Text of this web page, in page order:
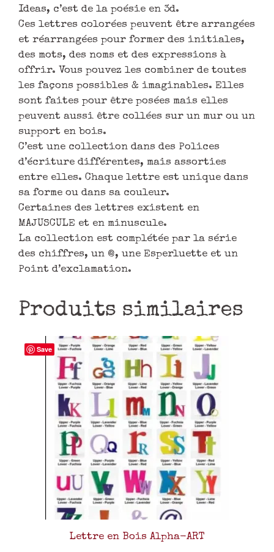
Ideas, c’est de la poésie en 3d.
Ces lettres colorées peuvent être arrangées
et réarrangées pour former des initiales,
des mots, des noms et des expressions à
offrir. Vous pouvez les combiner de toutes
les façons possibles & imaginables. Elles
sont faites pour être posées mais elles
peuvent aussi être collées sur un mur ou un
support en bois.
C’est une collection dans des Polices
d’écriture différentes, mais assorties
entre elles. Chaque lettre est unique dans
sa forme ou dans sa couleur.
Certaines des lettres existent en
MAJUSCULE et en minuscule.
La collection est complétée par la série
des chiffres, un @, une Esperluette et un
Point d’exclamation.
Produits similaires
Save
Lettre en Bois Alpha-ART